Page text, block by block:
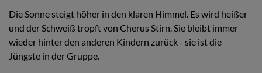
Die Sonne steigt höher in den klaren Himmel. Es wird heißer
und der Schweiß tropft von Cherus Stirn. Sie bleibt immer
wieder hinter den anderen Kindern zurück - sie ist die
Jüngste in der Gruppe.